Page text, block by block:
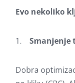
Evo nekoliko
1. Smanjenje
Dobra